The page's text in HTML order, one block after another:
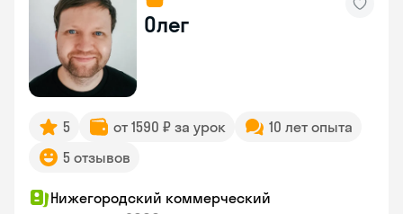
Олег
5 от 1590 ₽ за урок
10 лет опыта
5 отзывов
Нижегородский коммерческий